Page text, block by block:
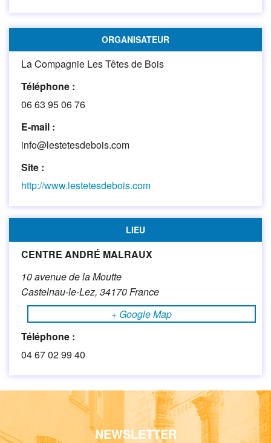
ORGANISATEUR
La Compagnie Les Têtes de Bois
Téléphone :
06 63 95 06 76
E-mail :
info@lestetesdebois.com
Site :
http://www.lestetesdebois.com
LIEU
CENTRE ANDRÉ MALRAUX
10 avenue de la Moutte
Castelnau-le-Lez, 34170France
+ Google Map
Téléphone :
04 67 02 99 40
NEWSLETTER